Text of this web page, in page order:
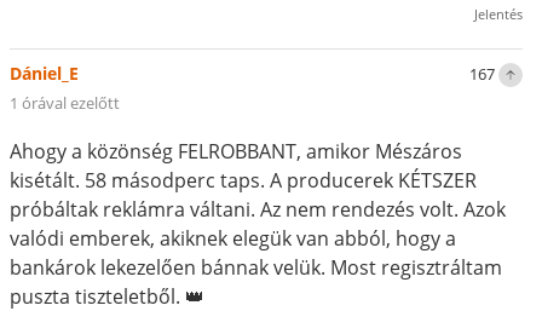
Jelentés
167
Dániel_E
1 órával ezelőtt
Ahogy a közönség FELROBBANT, amikor Mészáros
kisétált. 58 másodperc taps. A producerek KÉTSZER
próbáltak reklámra váltani. Az nem rendezés volt. Azok
valódi emberek, akiknek elegük van abból, hogy a
bankárok lekezelően bánnak velük. Most regisztráltam
puszta tiszteletből. 👑